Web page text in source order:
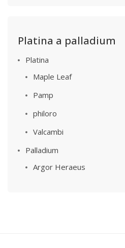
Platina a palladium
Platina
Maple Leaf
Pamp
philoro
Valcambi
Palladium
Argor Heraeus